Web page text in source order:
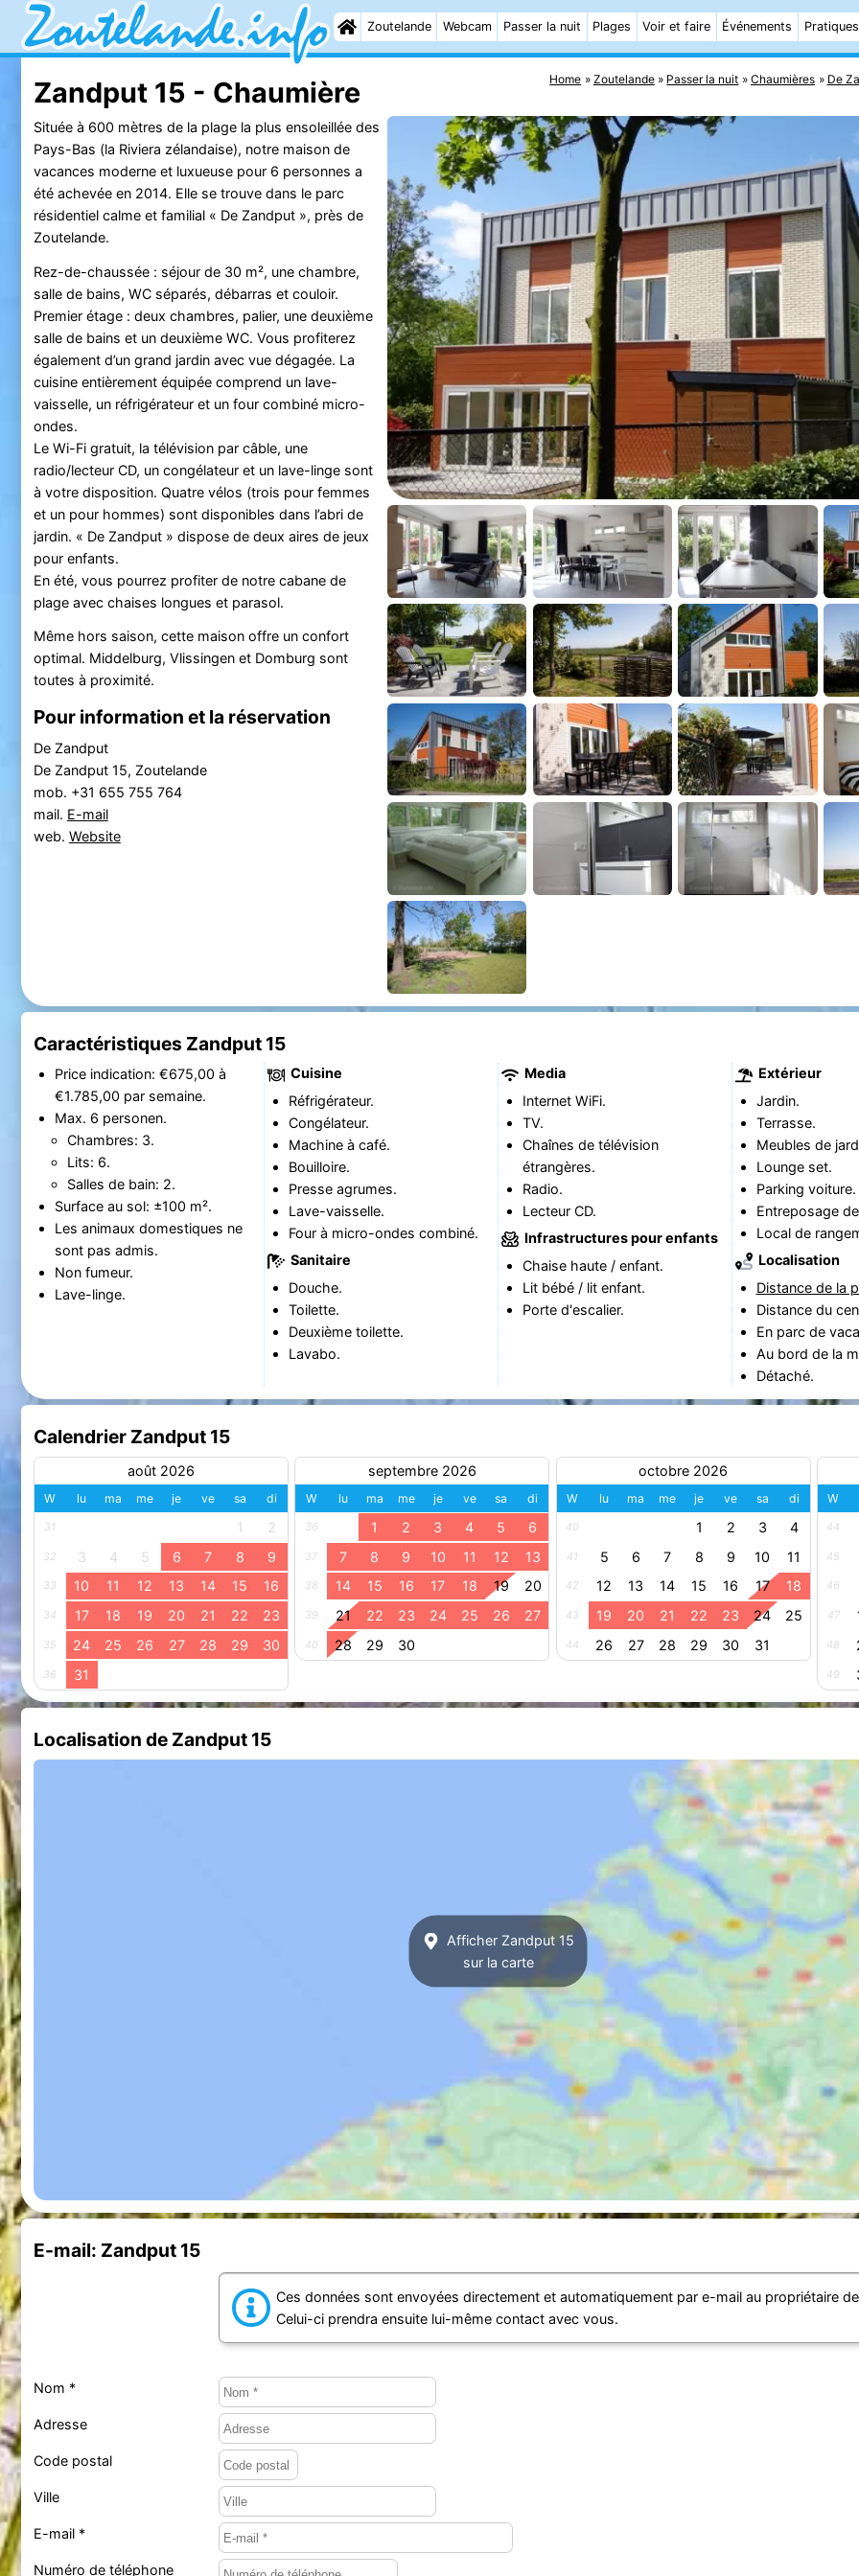
Zoutelande Webcam Passer la nuit Plages Voir et faire Événements Pratiques
Home Zoutelande Passer la nuit Chaumières De
Zandput 15 - Chaumière
Située à 600 mètres de la plage la plus ensoleillée des
Pays-Bas (la Riviera zélandaise), notre maison de
vacances moderne et luxueuse pour 6 personnes a
été achevée en 2014. Elle se trouve dans le parc
résidentiel calme et familial « De Zandput », près de
Zoutelande.
Rez-de-chaussée : séjour de 30 m², une chambre,
salle de bains, WC séparés, débarras et couloir.
Premier étage : deux chambres, palier, une deuxième
salle de bains et un deuxième WC. Vous profiterez
également d’un grand jardin avec vue dégagée. La
cuisine entièrement équipée comprend un lave-
vaisselle, un réfrigérateur et un four combiné micro-
ondes.
Le Wi-Fi gratuit, la télévision par câble, une
radio/lecteur CD, un congélateur et un lave-linge sont
à votre disposition. Quatre vélos (trois pour femmes
et un pour hommes) sont disponibles dans l’abri de
jardin. « De Zandput » dispose de deux aires de jeux
pour enfants.
En été, vous pourrez profiter de notre cabane de
plage avec chaises longues et parasol.
Même hors saison, cette maison offre un confort
optimal. Middelburg, Vlissingen et Domburg sont
toutes à proximité.
Pour information et la réservation
De Zandput
De Zandput 15, Zoutelande
mob. +31 655 755 764
mail. E-mail
web. Website
Caractéristiques Zandput 15
Price indication: €675,00 à
€1.785,00 par semaine.
Max. 6 personen.
Chambres: 3.
Lits: 6.
Salles de bain: 2.
Surface au sol: ±100 m².
Les animaux domestiques ne
sont pas admis.
Non fumeur.
Lave-linge.
Cuisine
Réfrigérateur.
Congélateur.
Machine à café.
Bouilloire.
Presse agrumes.
Lave-vaisselle.
Four à micro-ondes combiné.
Sanitaire
Douche.
Toilette.
Deuxième toilette.
Lavabo.
Media
Internet WiFi.
TV.
Chaînes de télévision
étrangères.
Radio.
Lecteur CD.
Infrastructures pour enfants
Chaise haute / enfant.
Lit bébé / lit enfant.
Porte d'escalier.
Extérieur
Jardin.
Terrasse.
Meubles de
Lounge set.
Parking voiture.
Entreposage
Local de
Localisation
Distance de la
Distance du
En parc de
Au bord de la
Détaché.
Calendrier Zandput 15
août 2026
W lu ma me je ve sa di
31 1 2
32 3 4 5 6 7 8 9
33 10 11 12 13 14 15 16
34 17 18 19 20 21 22 23
35 24 25 26 27 28 29 30
36 31
septembre 2026
W lu ma me je ve sa di
36 1 2 3 4 5 6
37 7 8 9 10 11 12 13
38 14 15 16 17 18 19 20
39 21 22 23 24 25 26 27
40 28 29 30
octobre 2026
W lu ma me je ve sa di
40 1 2 3 4
41 5 6 7 8 9 10 11
42 12 13 14 15 16 17 18
43 19 20 21 22 23 24 25
44 26 27 28 29 30 31
W
44
45
46
47
48
49
Localisation de Zandput 15
Afficher Zandput 15
sur la carte
E-mail: Zandput 15
Ces données sont envoyées directement et automatiquement par e-mail au propriétaire de
Celui-ci prendra ensuite lui-même contact avec vous.
Nom *
Adresse
Code postal
Ville
E-mail *
Numéro de téléphone